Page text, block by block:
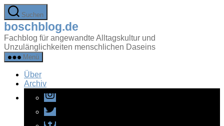
Zum
Inhalt
springen
Suchen
boschblog.de
Fachblog für angewandte Alltagskultur und
Unzulänglichkeiten menschlichen Daseins
Menü
Über
Archiv
Instagram
Twitter
Facebook